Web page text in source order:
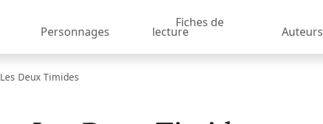
Personnages
Fiches de
lecture Auteurs
Les Deux Timides